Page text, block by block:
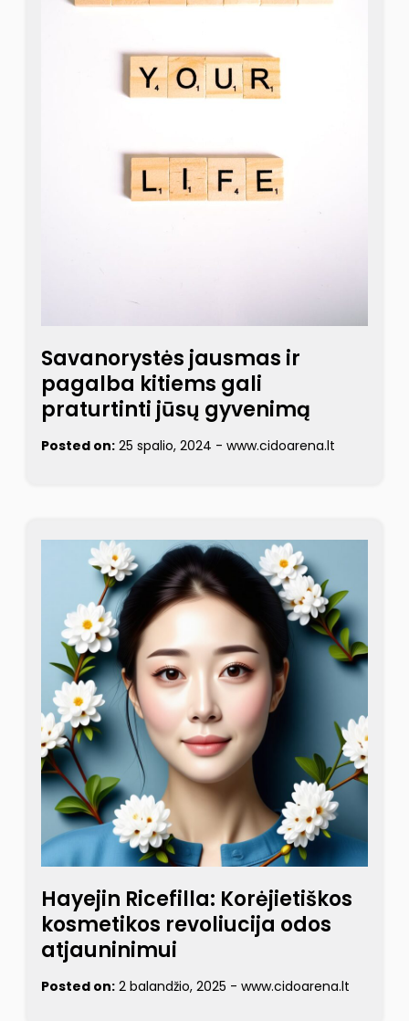
Savanorystės jausmas ir
pagalba kitiems gali
praturtinti jūsų gyvenimą
Posted on: 25 spalio, 2024 - www.cidoarena.lt
Hayejin Ricefilla: Korėjietiškos
kosmetikos revoliucija odos
atjauninimui
Posted on: 2 balandžio, 2025 - www.cidoarena.lt